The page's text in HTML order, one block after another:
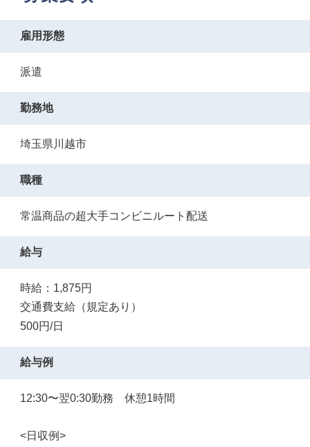
雇用形態
派遣
勤務地
埼玉県川越市
職種
常温商品の超大手コンビニルート配送
給与
時給：1,875円
交通費支給（規定あり）
500円/日
給与例
12:30〜翌0:30勤務 休憩1時間
<日収例>